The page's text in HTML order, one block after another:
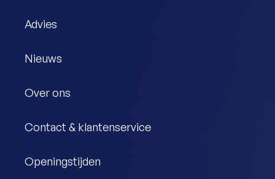
Advies
Nieuws
Over ons
Contact & klantenservice
Openingstijden